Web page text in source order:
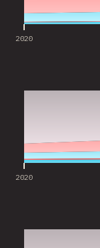
2020
2020